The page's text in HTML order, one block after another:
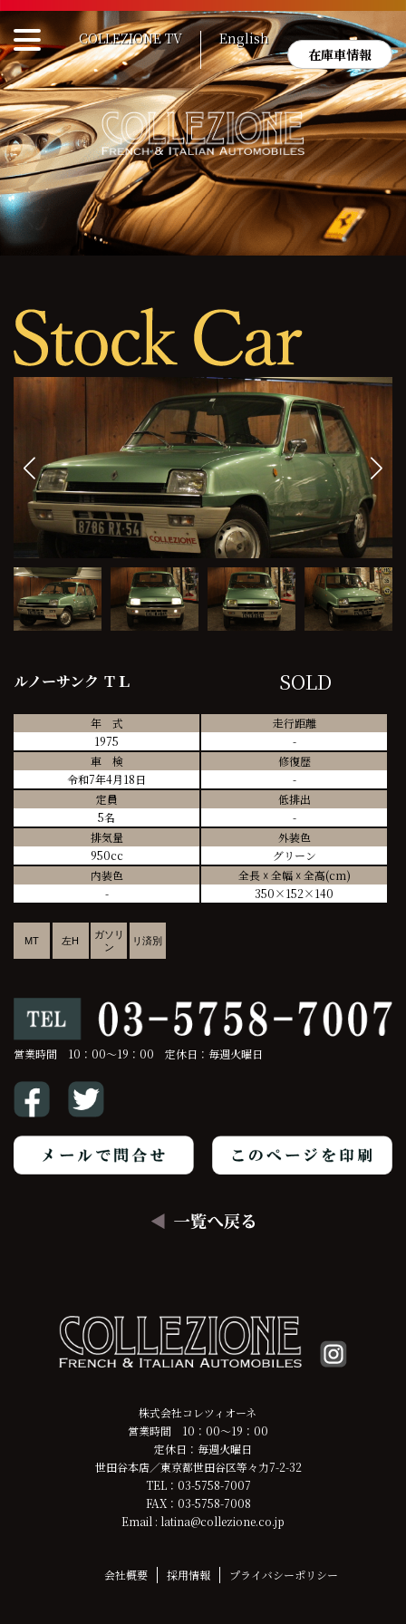
Skip
to
content
COLLEZIONE TV
English
在庫車情報
ルノーサンク ＴＬ SOLD
年 式
1975
走行距離
-
車 検
令和7年4月18日
修復歴
-
定員
5名
低排出
-
排気量
950cc
外装色
グリーン
内装色
-
全長 ☓ 全幅 ☓ 全高(cm)
350×152×140
MT 左H
ガソリ
ン
リ済別
営業時間 10：00～19：00 定休日：毎週火曜日
株式会社コレツィオーネ
営業時間 10：00～19：00
定休日：毎週火曜日
世田谷本店／東京都世田谷区等々力7-2-32
TEL：03-5758-7007
FAX：03-5758-7008
Email : latina@collezione.co.jp
会社概要 採用情報 プライバシーポリシー